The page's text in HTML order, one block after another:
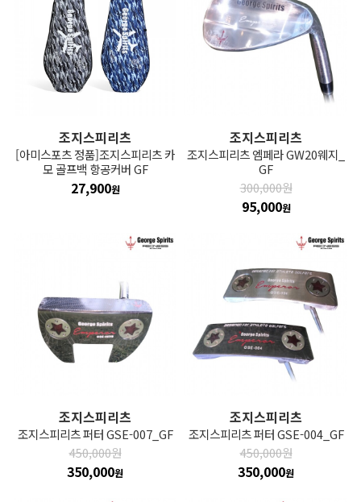
조지스피리츠
[아미스포츠 정품]조지스피리츠 카
모 골프백 항공커버 GF
27,900원
조지스피리츠
조지스피리츠 엠페라 GW20웨지_
GF
300,000원
95,000원
조지스피리츠
조지스피리츠 퍼터 GSE-007_GF
450,000원
350,000원
조지스피리츠
조지스피리츠 퍼터 GSE-004_GF
450,000원
350,000원